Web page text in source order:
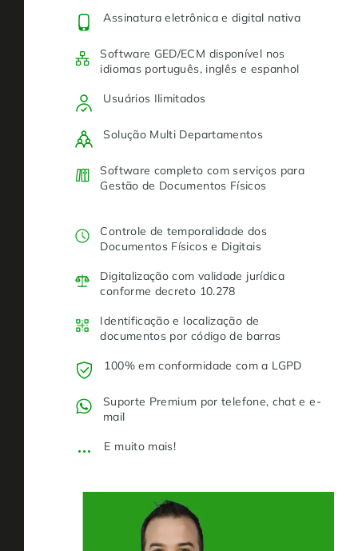
Assinatura eletrônica e digital nativa
Software GED/ECM disponível nos
idiomas português, inglês e espanhol
Usuários Ilimitados
Solução Multi Departamentos
Software completo com serviços para
Gestão de Documentos Físicos
Controle de temporalidade dos
Documentos Físicos e Digitais
Digitalização com validade jurídica
conforme decreto 10.278
Identificação e localização de
documentos por código de barras
100% em conformidade com a LGPD
Suporte Premium por telefone, chat e e-
mail
E muito mais!